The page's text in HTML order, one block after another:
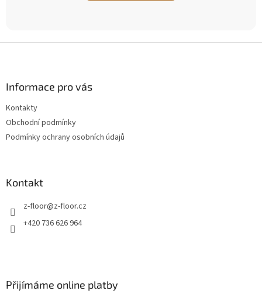
Informace pro vás
Kontakty
Obchodní podmínky
Podmínky ochrany osobních údajů
Kontakt
z-floor@z-floor.cz
+420 736 626 964
Přijímáme online platby